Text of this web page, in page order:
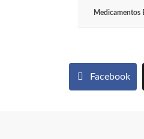
Medicamentos
Facebook